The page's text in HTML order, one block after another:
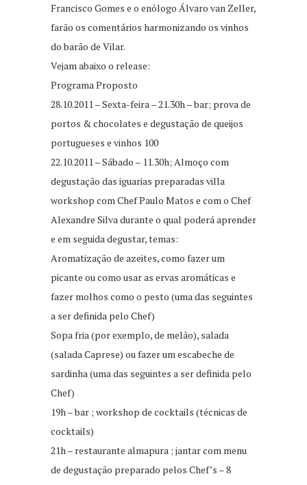
Francisco Gomes e o enólogo Álvaro van Zeller,
farão os comentários harmonizando os vinhos
do barão de Vilar.
Vejam abaixo o release:
Programa Proposto
28.10.2011 – Sexta-feira – 21.30h – bar; prova de
portos & chocolates e degustação de queijos
portugueses e vinhos 100
22.10.2011 – Sábado – 11.30h; Almoço com
degustação das iguarias preparadas villa
workshop com Chef Paulo Matos e com o Chef
Alexandre Silva durante o qual poderá aprender
e em seguida degustar, temas:
Aromatização de azeites, como fazer um
picante ou como usar as ervas aromáticas e
fazer molhos como o pesto (uma das seguintes
a ser definida pelo Chef)
Sopa fria (por exemplo, de melão), salada
(salada Caprese) ou fazer um escabeche de
sardinha (uma das seguintes a ser definida pelo
Chef)
19h – bar ; workshop de cocktails (técnicas de
cocktails)
21h – restaurante almapura ; jantar com menu
de degustação preparado pelos Chef’s – 8